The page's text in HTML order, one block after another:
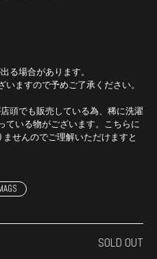
る場合があります。
ますので予めご了承ください。
頭でも販売している為、稀に洗濯
ている物がございます。こちらに
せんのでご理解いただけますと
SOLD OUT